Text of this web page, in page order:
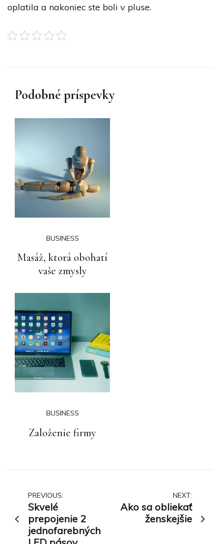
oplatila a nakoniec ste boli v pluse.
Podobné príspevky
BUSINESS
Masáž, ktorá obohatí
vaše zmysly
BUSINESS
Založenie firmy
Navigace
pro
příspěvek
PREVIOUS:
Skvelé
prepojenie 2
jednofarebných
NEXT:
Ako sa obliekať
ženskejšie